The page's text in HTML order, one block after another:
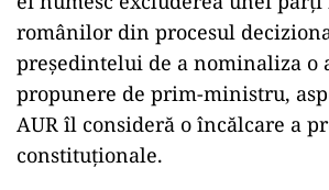
românilor din procesul
președintelui de a nominaliza o
propunere de prim-ministru,
AUR îl consideră o încălcare a
constituționale.